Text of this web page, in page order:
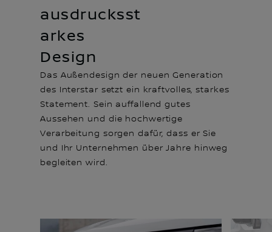
ausdrucksst
arkes
Design
Das Außendesign der neuen Generation
des Interstar setzt ein kraftvolles, starkes
Statement. Sein auffallend gutes
Aussehen und die hochwertige
Verarbeitung sorgen dafür, dass er Sie
und Ihr Unternehmen über Jahre hinweg
begleiten wird.